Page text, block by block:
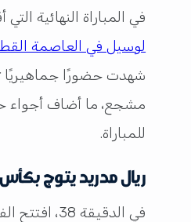
في المباراة النهائية
لوسيل في العاصمة
مشجع، ما أضاف أجواء
للمباراة.
ريال مدريد يتوج بكأس
في الدقيقة